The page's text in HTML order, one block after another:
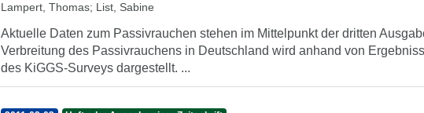
Lampert, Thomas; List, Sabine
Aktuelle Daten zum Passivrauchen stehen im Mittelpunkt der dritten
Verbreitung des Passivrauchens in Deutschland wird anhand von
des KiGGS-Surveys dargestellt. ...